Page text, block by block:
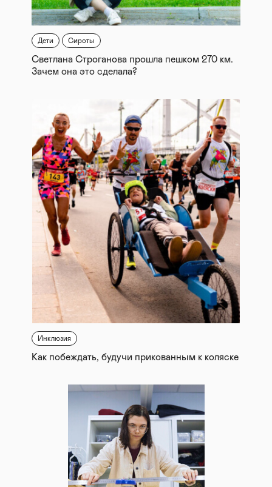
Дети Сироты
Светлана Строганова прошла пешком 270 км.
Зачем она это сделала?
Инклюзия
Как побеждать, будучи прикованным к коляске